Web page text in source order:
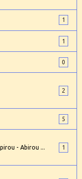
1
1
0
2
5
- Abirou ... 1